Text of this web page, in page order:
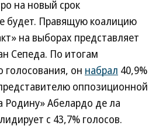
на новый срок
будет. Правящую коалицию
на выборах представляет
Сепеда. По итогам
голосования, он набрал 40,9%
оппозиционной
Родину» Абелардо де ла
с 43,7% голосов.